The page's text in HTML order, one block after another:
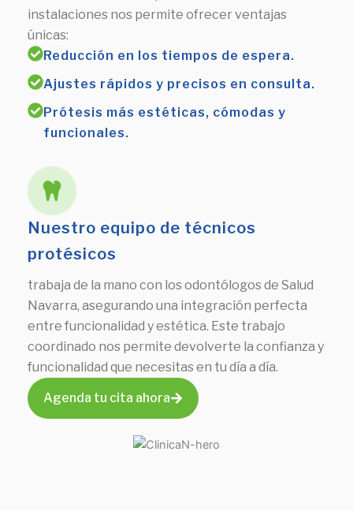
instalaciones nos permite ofrecer ventajas
únicas:
Reducción en los tiempos de espera.
Ajustes rápidos y precisos en consulta.
Prótesis más estéticas, cómodas y
funcionales.
Nuestro equipo de técnicos
protésicos
trabaja de la mano con los odontólogos de Salud
Navarra, asegurando una integración perfecta
entre funcionalidad y estética. Este trabajo
coordinado nos permite devolverte la confianza y
funcionalidad que necesitas en tu día a día.
Agenda tu cita ahora